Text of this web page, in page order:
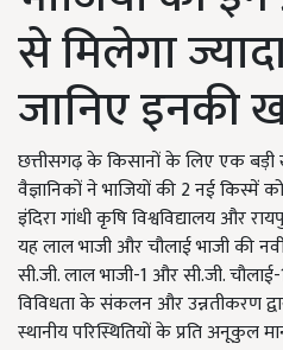
से मिलेगा
जानिए इनकी
छत्तीसगढ़ के किसानों के लिए एक
वैज्ञानिकों ने भाजियों की 2 नई किस्में
इंदिरा गांधी कृषि विश्वविद्यालय और
यह लाल भाजी और चौलाई भाजी की
सी.जी. लाल भाजी-1 और सी.जी.
विविधता के संकलन और उन्नतीकरण
स्थानीय परिस्थितियों के प्रति अनूकुल